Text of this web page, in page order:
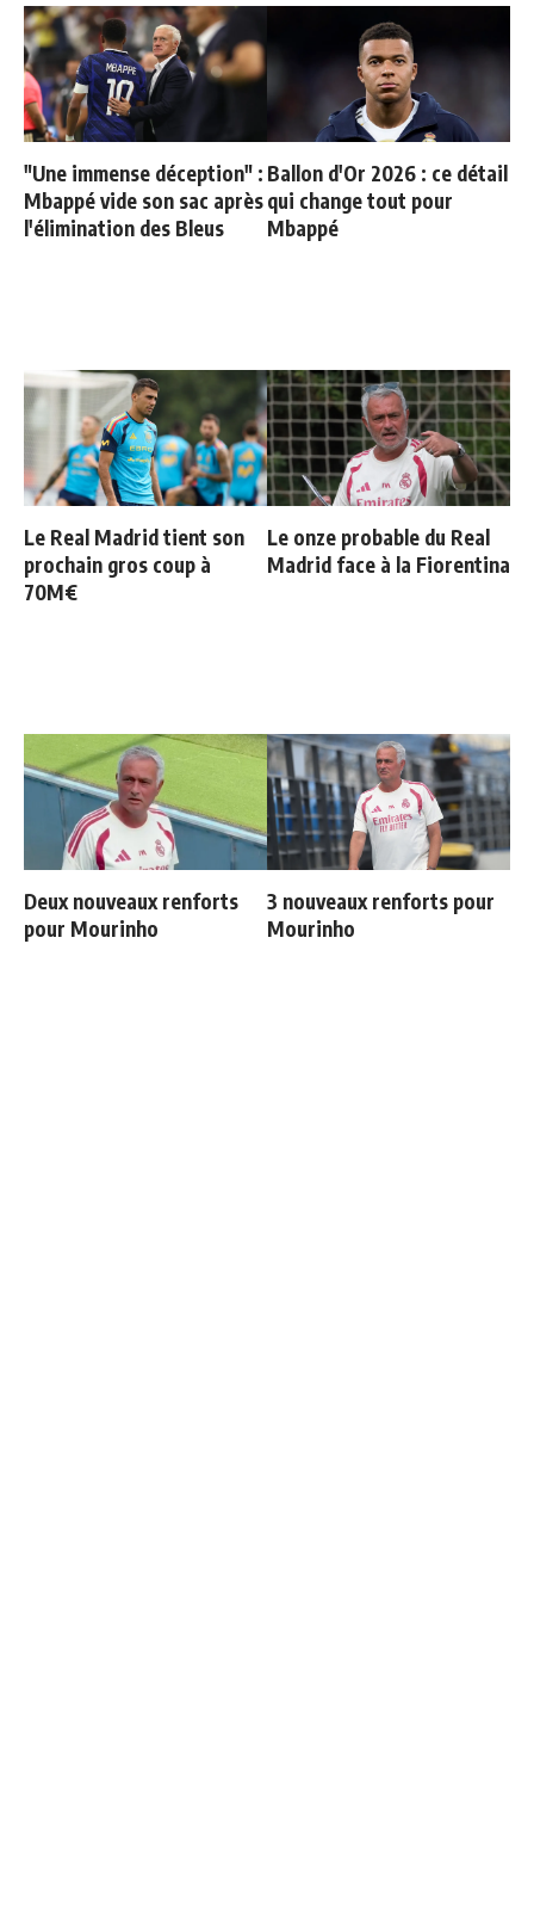
"Une immense déception" :
Mbappé vide son sac après
l'élimination des Bleus
Ballon d'Or 2026 : ce détail
qui change tout pour
Mbappé
Le Real Madrid tient son
prochain gros coup à
70M€
Le onze probable du Real
Madrid face à la Fiorentina
Deux nouveaux renforts
pour Mourinho
3 nouveaux renforts pour
Mourinho